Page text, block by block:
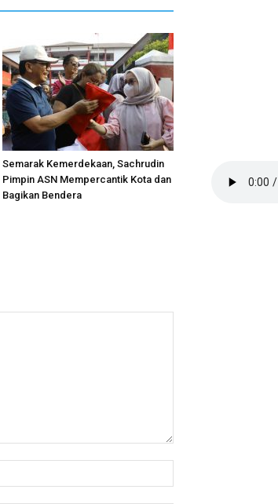
Semarak Kemerdekaan, Sachrudin
Pimpin ASN Mempercantik Kota dan
Bagikan Bendera